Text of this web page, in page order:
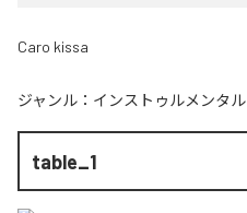
Caro kissa
ジャンル： インストゥルメンタル
table_1